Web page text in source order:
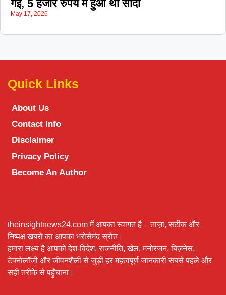
गई, 5 हजार रुपये में हुआ था सौदा
May 17, 2026
Quick Links
About Us
Contact Info
Disclaimer
Privacy Policy
Become An Author
theinsightnews24.com में आपका स्वागत है – ताज़ा, सटीक और
निष्पक्ष खबरों का आपका भरोसेमंद स्रोत।
हमारा लक्ष्य है आपको देश-विदेश, राजनीति, खेल, मनोरंजन, बिज़नेस,
टेक्नोलॉजी और जीवनशैली से जुड़ी हर महत्वपूर्ण जानकारी सबसे पहले और
सही तरीके से पहुँचाना।